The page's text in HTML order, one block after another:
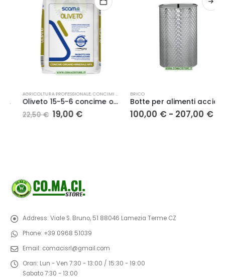
BRICO,CONTENITORI/CISTERNE
AGRICOLTURA PROFESSIONALE,CONCIMI GRANULARI
Oliveto 15-5-6 concime organo minerale kg. 25 – Scam
22,50€ Il
prezzo
19,00€Il
BRICO
Botte per alimenti acciaio inox 18/10
100,00€-207,00€
Address: Viale S. Bruno, 51 88046 Lamezia Terme CZ
Phone: +39 0968 51039
Email: comacisrl@gmail.com
Orari: Lun - Ven 7:30 - 13:00 / 15:30 - 19:00
Sabato 7:30 - 13:00